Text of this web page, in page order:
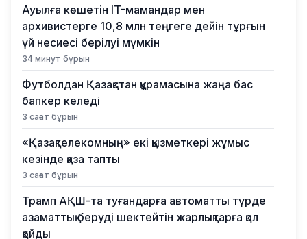
Ауылға көшетін IT-мамандар мен
архивистерге 10,8 млн теңгеге дейін тұрғын
үй несиесі берілуі мүмкін
34 минут бұрын
Футболдан Қазақстан құрамасына жаңа бас
бапкер келеді
3 сағат бұрын
«Қазақтелекомның» екі қызметкері жұмыс
кезінде қаза тапты
3 сағат бұрын
Трамп АҚШ-та туғандарға автоматты түрде
азаматтық беруді шектейтін жарлықтарға қол
қойды